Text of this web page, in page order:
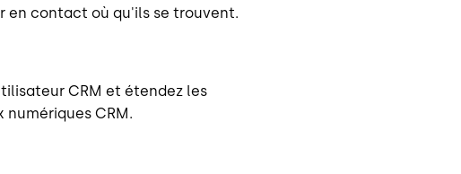
en contact où qu'ils se trouvent.
CRM et étendez les
CRM.